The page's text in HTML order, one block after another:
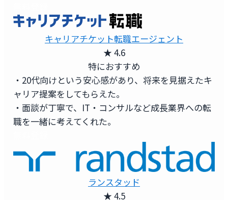
キャリアチケット転職エージェント
★ 4.6
特におすすめ
・20代向けという安心感があり、将来を見据えたキ
ャリア提案をしてもらえた。
・面談が丁寧で、IT・コンサルなど成長業界への転
職を一緒に考えてくれた。
ランスタッド
★ 4.5